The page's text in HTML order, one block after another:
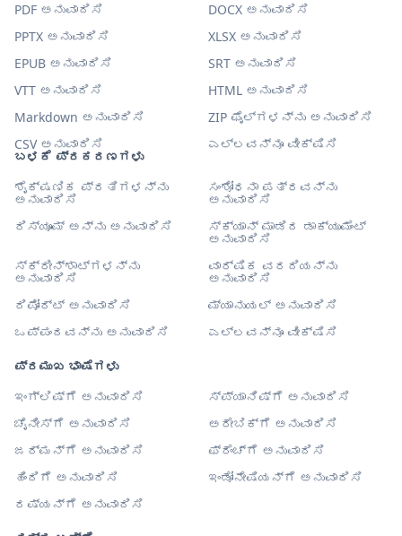
ಬಳಕೆ ಪ್ರಕರಣಗಳು
ಶೈಕ್ಷಣಿಕ ಪ್ರತಿಗಳನ್ನು
ಅನುವಾದಿಸಿ
ಸಂಶೋಧನಾ ಪತ್ರವನ್ನು
ಅನುವಾದಿಸಿ
ರಿಸ್ಯೂಮ್ ಅನ್ನು ಅನುವಾದಿಸಿ
ಸ್ಕ್ಯಾನ್ ಮಾಡಿದ ಡಾಕ್ಯುಮೆಂಟ್
ಅನುವಾದಿಸಿ
ಸ್ಕ್ರೀನ್‌ಶಾಟ್‌ಗಳನ್ನು
ಅನುವಾದಿಸಿ
ವಾರ್ಷಿಕ ವರದಿಯನ್ನು
ಅನುವಾದಿಸಿ
ರಿಪೋರ್ಟ್ ಅನುವಾದಿಸಿ
ಮ್ಯಾನುಯಲ್ ಅನುವಾದಿಸಿ
ಒಪ್ಪಂದವನ್ನು ಅನುವಾದಿಸಿ
ಎಲ್ಲವನ್ನೂ ವೀಕ್ಷಿಸಿ
ಪ್ರಮುಖ ಭಾಷೆಗಳು
ಇಂಗ್ಲಿಷ್‌ಗೆ ಅನುವಾದಿಸಿ
ಸ್ಪ್ಯಾನಿಷ್‌ಗೆ ಅನುವಾದಿಸಿ
ಚೈನೀಸ್‌ಗೆ ಅನುವಾದಿಸಿ
ಅರೇಬಿಕ್‌ಗೆ ಅನುವಾದಿಸಿ
ಜರ್ಮನ್‌ಗೆ ಅನುವಾದಿಸಿ
ಫ್ರೆಂಚ್‌ಗೆ ಅನುವಾದಿಸಿ
ಹಿಂದಿಗೆ ಅನುವಾದಿಸಿ
ಇಂಡೋನೇಷಿಯನ್‌ಗೆ ಅನುವಾದಿಸಿ
ರಷ್ಯನ್‌ಗೆ ಅನುವಾದಿಸಿ
PDF ಅನುವಾದಿಸಿ
DOCX ಅನುವಾದಿಸಿ
PPTX ಅನುವಾದಿಸಿ
XLSX ಅನುವಾದಿಸಿ
EPUB ಅನುವಾದಿಸಿ
SRT ಅನುವಾದಿಸಿ
VTT ಅನುವಾದಿಸಿ
HTML ಅನುವಾದಿಸಿ
Markdown ಅನುವಾದಿಸಿ
ZIP ಫೈಲ್‌ಗಳನ್ನು ಅನುವಾದಿಸಿ
CSV ಅನುವಾದಿಸಿ
ಎಲ್ಲವನ್ನೂ ವೀಕ್ಷಿಸಿ